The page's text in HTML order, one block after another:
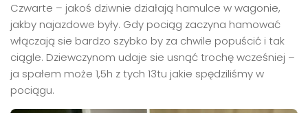
Czwarte – jakoś dziwnie działają hamulce w wagonie,
jakby najazdowe były. Gdy pociąg zaczyna hamować
włączają sie bardzo szybko by za chwile popuścić i tak
ciągle. Dziewczynom udaje sie usnąć trochę wcześniej –
ja spałem może 1,5h z tych 13tu jakie spędziliśmy w
pociągu.